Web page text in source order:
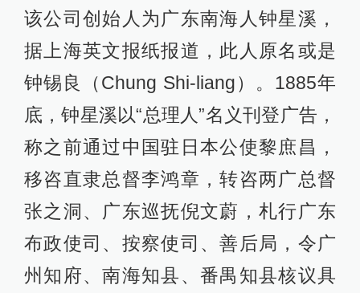
该公司创始人为广东南海人钟星溪，
据上海英文报纸报道，此人原名或是
钟锡良（Chung Shi-liang）。1885年
底，钟星溪以“总理人”名义刊登广告，
称之前通过中国驻日本公使黎庶昌，
移咨直隶总督李鸿章，转咨两广总督
张之洞、广东巡抚倪文蔚，札行广东
布政使司、按察使司、善后局，令广
州知府、南海知县、番禺知县核议具